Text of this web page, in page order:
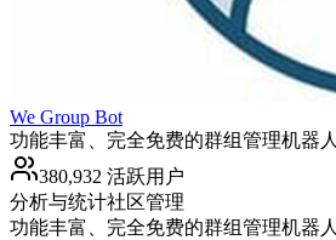
We Group Bot
功能丰富、完全免费的群组管理机器人
380,932 活跃用户
分析与统计社区管理
功能丰富、完全免费的群组管理机器人